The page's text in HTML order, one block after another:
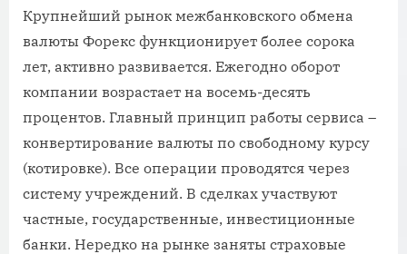
Крупнейший рынок межбанковского обмена
валюты Форекс функционирует более сорока
лет, активно развивается. Ежегодно оборот
компании возрастает на восемь-десять
процентов. Главный принцип работы сервиса –
конвертирование валюты по свободному курсу
(котировке). Все операции проводятся через
систему учреждений. В сделках участвуют
частные, государственные, инвестиционные
банки. Нередко на рынке заняты страховые